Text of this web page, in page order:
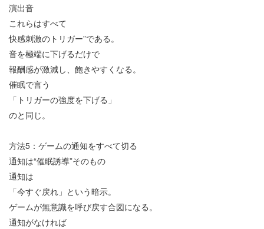
演出音
これらはすべて
快感刺激のトリガー”である。
音を極端に下げるだけで
報酬感が激減し、飽きやすくなる。
催眠で言う
「トリガーの強度を下げる」
のと同じ。
方法5 ：ゲームの通知をすべて切る
通知は“催眠誘導”そのもの
通知は
「今すぐ戻れ」という暗示。
ゲームが無意識を呼び戻す合図になる。
通知がなければ